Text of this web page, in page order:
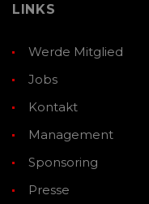
LINKS
Werde Mitglied
Jobs
Kontakt
Management
Sponsoring
Presse